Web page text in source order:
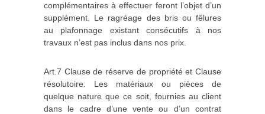
complémentaires à effectuer feront l’objet d’un
supplément. Le ragréage des bris ou fêlures
au plafonnage existant consécutifs à nos
travaux n’est pas inclus dans nos prix.
Art.7 Clause de réserve de propriété et Clause
résolutoire: Les matériaux ou pièces de
quelque nature que ce soit, fournies au client
dans le cadre d’une vente ou d’un contrat